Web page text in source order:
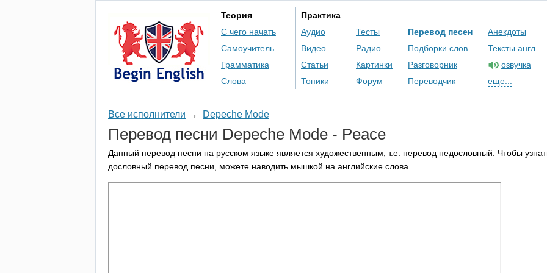
Теория
С чего начать
Самоучитель
Грамматика
Слова
Практика
Аудио
Видео
Статьи
Топики
Тесты
Радио
Картинки
Форум
Перевод песен
Подборки слов
Разговорник
Переводчик
Анекдоты
Тексты англ.
озвучка
еще...
Все исполнители → Depeche Mode
Перевод песни Depeche Mode - Peace
Данный перевод песни на русском языке является художественным, т.е. перевод недословный. Чтобы
дословный перевод песни, можете наводить мышкой на английские слова.